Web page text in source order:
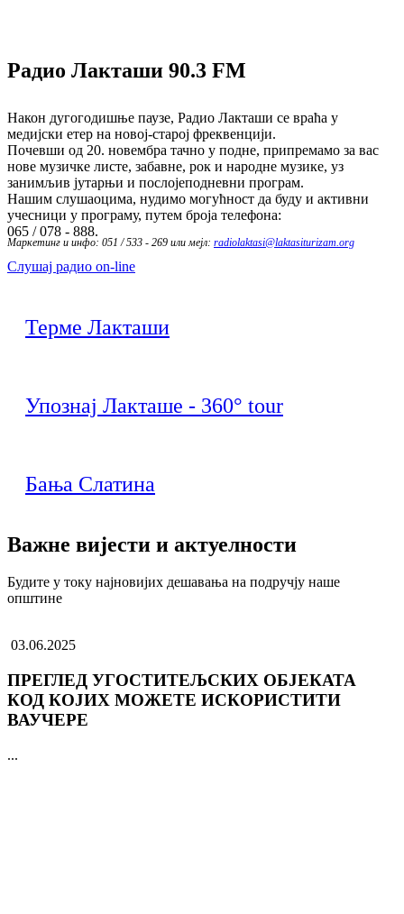
Радио Лакташи 90.3 FM
Након дугогодишње паузе, Радио Лакташи се враћа у
медијски етер на новој-старој фреквенцији.
Почевши од 20. новембра тачно у подне, припремамо за вас
нове музичке листе, забавне, рок и народне музике, уз
занимљив јутарњи и послојеподневни програм.
Нашим слушаоцима, нудимо могућност да буду и активни
учесници у програму, путем броја телефона:
065 / 078 - 888.
Маркетинг и инфо: 051 / 533 - 269 или мејл: radiolaktasi@laktasiturizam.org
Слушај радио on-line
Терме Лакташи
Упознај Лакташе - 360° tour
Бања Слатина
Важне вијести и актуелности
Будите у току најновијих дешавања на подручју наше
општине
03.06.2025
ПРЕГЛЕД УГОСТИТЕЉСКИХ ОБЈЕКАТА
КОД КОЈИХ МОЖЕТЕ ИСКОРИСТИТИ
ВАУЧЕРЕ
...